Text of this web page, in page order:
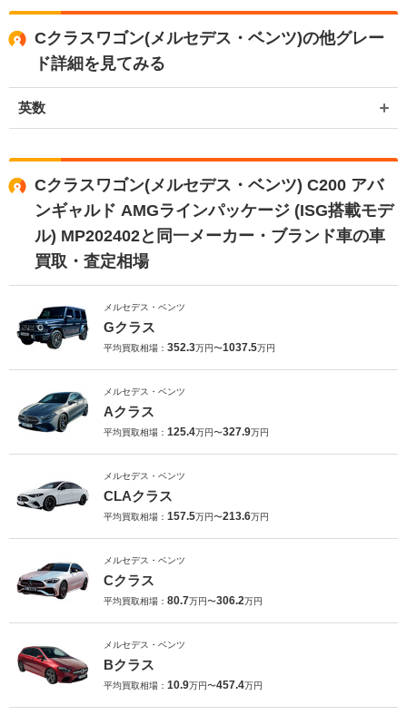
Cクラスワゴン(メルセデス・ベンツ)の他グレー
ド詳細を見てみる
英数
Cクラスワゴン(メルセデス・ベンツ) C200 アバ
ンギャルド AMGラインパッケージ (ISG搭載モデ
ル) MP202402と同一メーカー・ブランド車の車
買取・査定相場
メルセデス・ベンツ
Gクラス
平均買取相場： 352.3万円〜1037.5万円
メルセデス・ベンツ
Aクラス
平均買取相場： 125.4万円〜327.9万円
メルセデス・ベンツ
CLAクラス
平均買取相場： 157.5万円〜213.6万円
メルセデス・ベンツ
Cクラス
平均買取相場： 80.7万円〜306.2万円
メルセデス・ベンツ
Bクラス
平均買取相場： 10.9万円〜457.4万円